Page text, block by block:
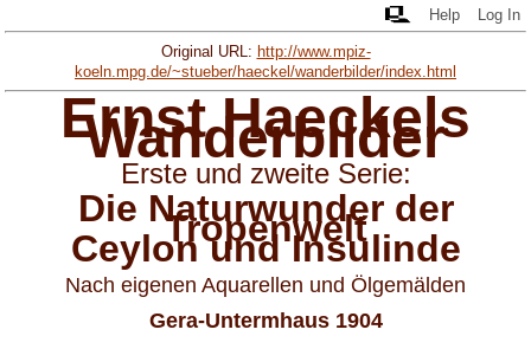
Help Log In
Original URL: http://www.mpiz-
koeln.mpg.de/~stueber/haeckel/wanderbilder/index.html
Ernst Haeckels
Wanderbilder
Erste und zweite Serie:
Die Naturwunder der
Tropenwelt
Ceylon und Insulinde
Nach eigenen Aquarellen und Ölgemälden
Gera-Untermhaus 1904